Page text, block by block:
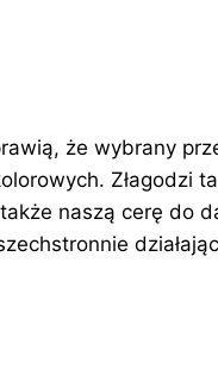
że wybrany
Złagodzi
naszą cerę do